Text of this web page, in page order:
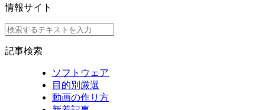
情報サイト
記事検索
ソフトウェア
目的別厳選
動画の作り方